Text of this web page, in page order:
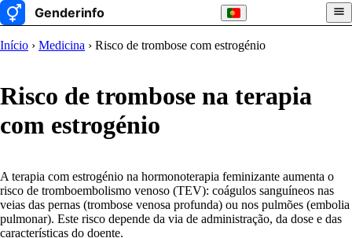
Início › Medicina › Risco de trombose com estrogénio
Risco de trombose na terapia
com estrogénio
A terapia com estrogénio na hormonoterapia feminizante aumenta o
risco de tromboembolismo venoso (TEV): coágulos sanguíneos nas
veias das pernas (trombose venosa profunda) ou nos pulmões (embolia
pulmonar). Este risco depende da via de administração, da dose e das
características do doente.